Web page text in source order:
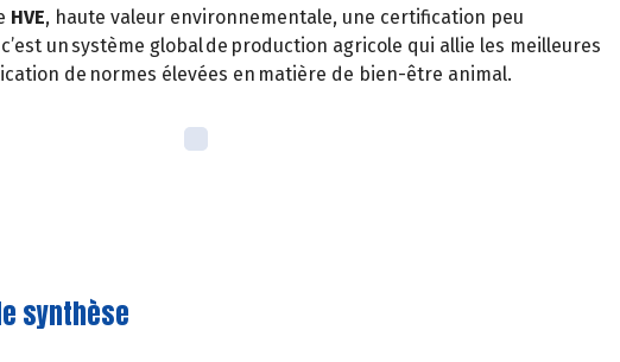
HVE, haute valeur environnementale, une certification peu
c’est un système global de production agricole qui allie les meilleures
de normes élevées en matière de bien-être animal.
synthèse